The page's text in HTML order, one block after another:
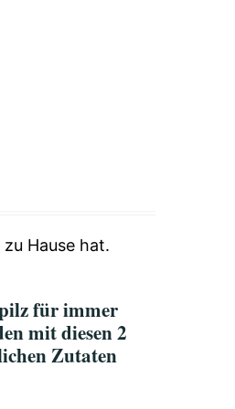
Hause hat.
für immer
mit diesen 2
Zutaten